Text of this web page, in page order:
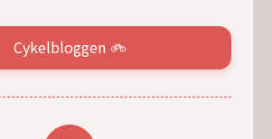
Cykelbloggen